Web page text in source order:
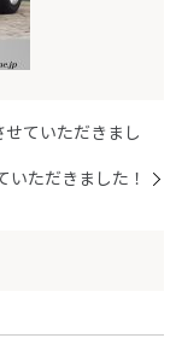
ていただきまし
ただきました！